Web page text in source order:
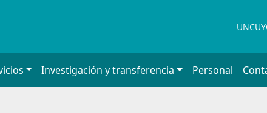
Investigación y transferencia Personal